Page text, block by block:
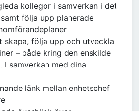
kollegor i samverkan i det
följa upp planerade
skapa, följa upp och utveckla
– både kring den enskilde
I samverkan med dina
länk mellan enhetschef